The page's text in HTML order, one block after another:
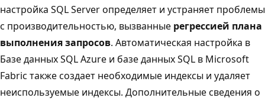
настройка SQL Server определяет и устраняет проблемы
с производительностью, вызванные регрессией плана
выполнения запросов. Автоматическая настройка в
Базе данных SQL Azure и базе данных SQL в Microsoft
Fabric также создает необходимые индексы и удаляет
неиспользуемые индексы. Дополнительные сведения о